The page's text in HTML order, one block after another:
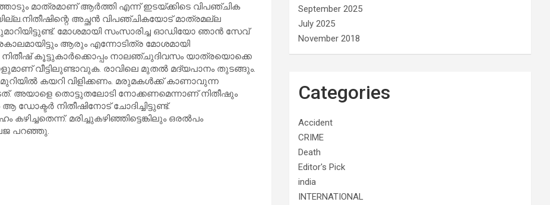
മാത്രമാണ് ആർത്തി എന്ന് ഇടയ്ക്കിടെ വിപഞ്ചിക
അച്ഛൻ വിപഞ്ചികയോട് മാത്രമല്ല
മോശമായി സംസാരിച്ച ഓഡിയോ ഞാൻ സേവ്
ആരും എന്നോടിത്ര മോശമായി
നിതീഷ് കൂട്ടുകാർക്കൊപ്പം നാലഞ്ചുദിവസം യാത്രയൊക്കെ
വീട്ടിലുണ്ടാവുക. രാവിലെ മുതൽ മദ്യപാനം തുടങ്ങും.
കയറി വിളിക്കണം. മരുമകൾക്ക് കാണാവുന്ന
അയാളെ തൊട്ടുതലോടി നോക്കണമെന്നാണ് നിതീഷും
നിതീഷിനോട് ചോദിച്ചിട്ടുണ്ട്.
മരിച്ചുകഴിഞ്ഞിട്ടെങ്കിലും ഒരൽപം
പറഞ്ഞു.
September 2025
July 2025
November 2018
Categories
Accident
CRIME
Death
Editor's Pick
india
INTERNATIONAL